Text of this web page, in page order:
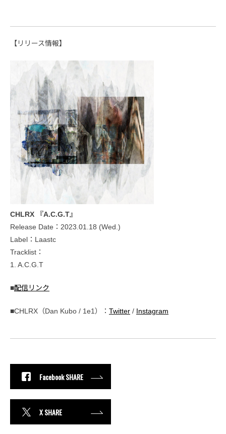
【リリース情報】
CHLRX 『A.C.G.T』
Release Date：2023.01.18 (Wed.)
Label：Laastc
Tracklist：
1. A.C.G.T
■配信リンク
■CHLRX（Dan Kubo / 1e1）： Twitter / Instagram
Facebook SHARE
X SHARE